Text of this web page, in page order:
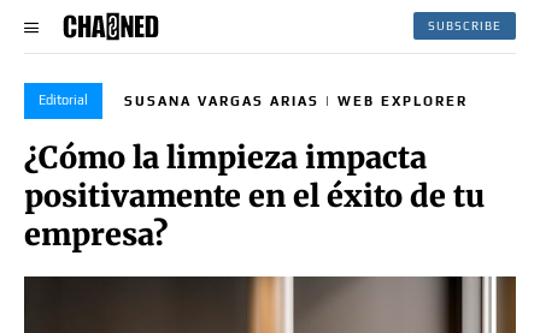
SUBSCRIBE
Editorial SUSANA VARGAS ARIAS | WEB EXPLORER
¿Cómo la limpieza impacta
positivamente en el éxito de tu
empresa?